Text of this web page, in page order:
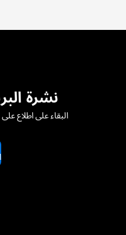
نشرة
البقاء على اطلاع على